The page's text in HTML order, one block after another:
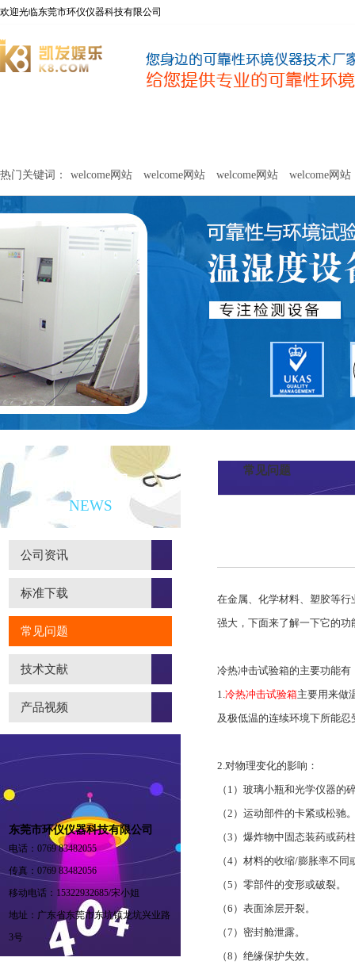
欢迎光临东莞市环仪仪器科技有限公司
关于环仪 联系环仪
热门关键词： welcome网站 welcome网站 welcome网站 welcome网站
网站 welcome网站
新闻资讯
NEWS
公司资讯
标准下载
常见问题
技术文献
产品视频
东莞市环仪仪器科技有限公司
电话：0769 83482055
传真：0769 83482056
移动电话：15322932685/宋小姐
地址：广东省东莞市东坑镇龙坑兴业路
3号
常见问题
在金属、化学材料、塑胶等
强大，下面来了解一下它的功
冷热冲击试验箱的主要功能有
1.冷热冲击试验箱主要用来做
及极低温的连续环境下所能
2.对物理变化的影响：
（1）玻璃小瓶和光学仪器的
（2）运动部件的卡紧或松驰
（3）爆炸物中固态装药或药
（4）材料的收缩/膨胀率不
（5）零部件的变形或破裂。
（6）表面涂层开裂。
（7）密封舱泄露。
（8）绝缘保护失效。